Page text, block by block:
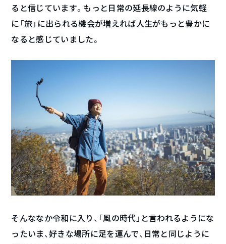
ると信じています。もっと日常の延長線のように気軽
に「旅」に出られる機会が増えれば人生がもっと豊かに
なると感じていました。
そんななか令和に入り、「風の時代」と言われるようにな
ったいま、好きな場所に足を運んで、日常と同じように